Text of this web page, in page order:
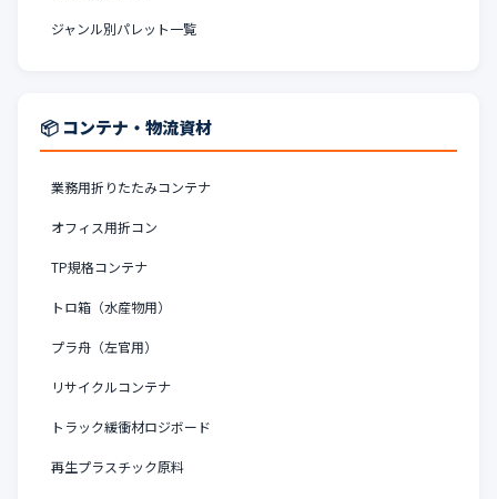
ジャンル別パレット一覧
📦 コンテナ・物流資材
業務用折りたたみコンテナ
オフィス用折コン
TP規格コンテナ
トロ箱（水産物用）
プラ舟（左官用）
リサイクルコンテナ
トラック緩衝材ロジボード
再生プラスチック原料